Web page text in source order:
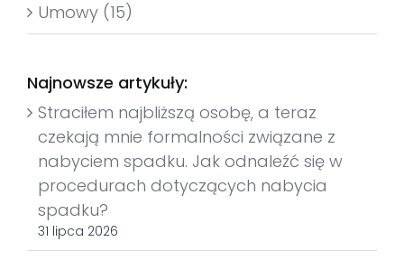
Umowy (15)
Najnowsze artykuły:
Straciłem najbliższą osobę, a teraz
czekają mnie formalności związane z
nabyciem spadku. Jak odnaleźć się w
procedurach dotyczących nabycia
spadku?
31 lipca 2026